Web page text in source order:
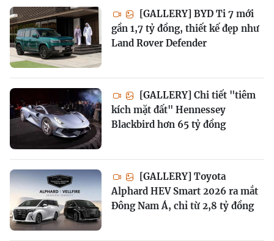
[GALLERY] BYD Ti 7 mới
gần 1,7 tỷ đồng, thiết kế đẹp như
Land Rover Defender
[GALLERY] Chi tiết "tiêm
kích mặt đất" Hennessey
Blackbird hơn 65 tỷ đồng
[GALLERY] Toyota
Alphard HEV Smart 2026 ra mắt
Đông Nam Á, chỉ từ 2,8 tỷ đồng